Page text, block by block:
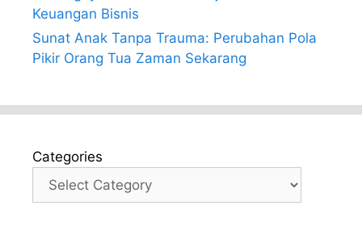
Keuangan Bisnis
Sunat Anak Tanpa Trauma: Perubahan Pola
Pikir Orang Tua Zaman Sekarang
Categories